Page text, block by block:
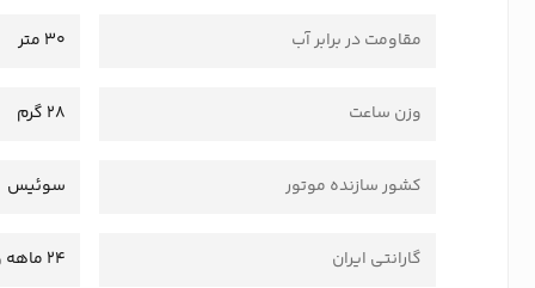
مقاومت در برابر آب 30 متر
وزن ساعت 28 گرم
کشور سازنده موتور سوئیس
گارانتی ایران 24 ماهه وستا سرویس